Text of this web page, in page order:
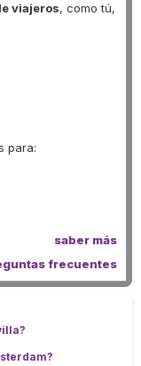
viajeros, como tú,
para:
saber más
frecuentes